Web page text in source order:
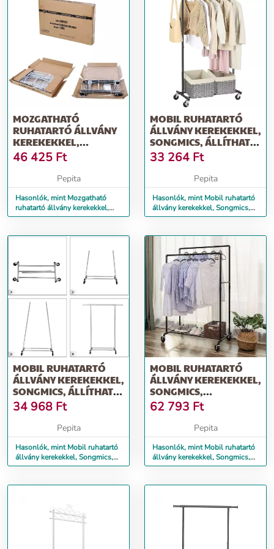
MOZGATHATÓ
RUHATARTÓ ÁLLVÁNY
KEREKEKKEL,
SONGMICS, ÁLLÍTHATÓ,
FÉM...
46 425 Ft
Pepita
Hasonlók, mint Mozgatható
ruhatartó állvány kerekekkel,
Songmics, állítható, fém...
MOBIL RUHATARTÓ
ÁLLVÁNY KEREKEKKEL,
SONGMICS, ÁLLÍTHATÓ,
FÉM, FEK...
33 264 Ft
Pepita
Hasonlók, mint Mobil ruhatartó
állvány kerekekkel, Songmics,
állítható, fém, fek...
MOBIL RUHATARTÓ
ÁLLVÁNY KEREKEKKEL,
SONGMICS, ÁLLÍTHATÓ,
FÉM, EZÜ...
34 968 Ft
Pepita
Hasonlók, mint Mobil ruhatartó
állvány kerekekkel, Songmics,
állítható, fém, ezü...
MOBIL RUHATARTÓ
ÁLLVÁNY KEREKEKKEL,
SONGMICS,
CIPŐTARTÓVAL, FÉM,...
62 793 Ft
Pepita
Hasonlók, mint Mobil ruhatartó
állvány kerekekkel, Songmics,
cipőtartóval, fém,...